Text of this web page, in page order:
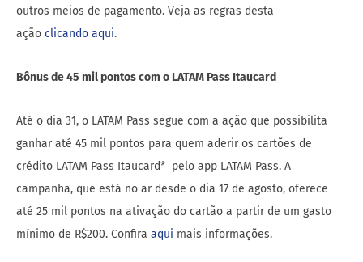
outros meios de pagamento. Veja as regras desta
ação clicando aqui.
Bônus de 45 mil pontos com o LATAM Pass Itaucard
Até o dia 31, o LATAM Pass segue com a ação que possibilita
ganhar até 45 mil pontos para quem aderir os cartões de
crédito LATAM Pass Itaucard* pelo app LATAM Pass. A
campanha, que está no ar desde o dia 17 de agosto, oferece
até 25 mil pontos na ativação do cartão a partir de um gasto
mínimo de R$200. Confira aqui mais informações.